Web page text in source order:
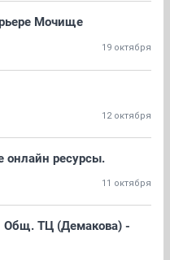
Мочище
19 октября
12 октября
онлайн ресурсы.
11 октября
Общ. ТЦ (Демакова) -